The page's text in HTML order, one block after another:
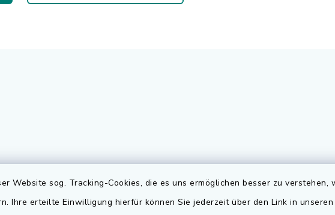
Website sog. Tracking-Cookies, die es uns ermöglichen besser zu
Ihre erteilte Einwilligung hierfür können Sie jederzeit über den Link in unseren
Öffnungszeiten
Montag bis Freitag:
Elektronischer